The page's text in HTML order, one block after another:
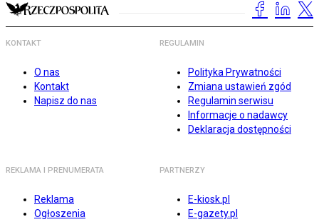
KONTAKT
O nas
Kontakt
Napisz do nas
REGULAMIN
Polityka Prywatności
Zmiana ustawień zgód
Regulamin serwisu
Informacje o nadawcy
Deklaracja dostępności
REKLAMA I PRENUMERATA
Reklama
Ogłoszenia
PARTNERZY
E-kiosk.pl
E-gazety.pl